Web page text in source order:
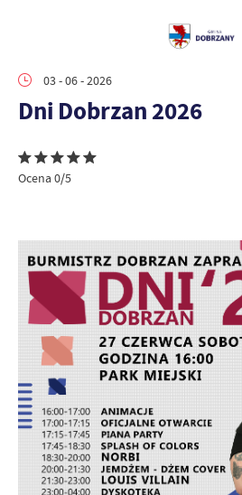
03 - 06 - 2026
Dni Dobrzan 2026
Ocena 0/5